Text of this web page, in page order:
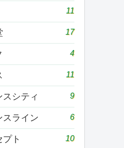
11
17
4
11
シティ 9
スライン 6
ト 10